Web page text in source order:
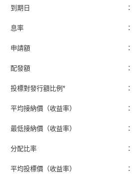
到期日 ：
息率 ：
申請額 ：
配發額 ：
投標對發行額比例* ：
平均接納價（收益率） ：
最低接納價（收益率） ：
分配比率 ：
平均投標價（收益率） ：